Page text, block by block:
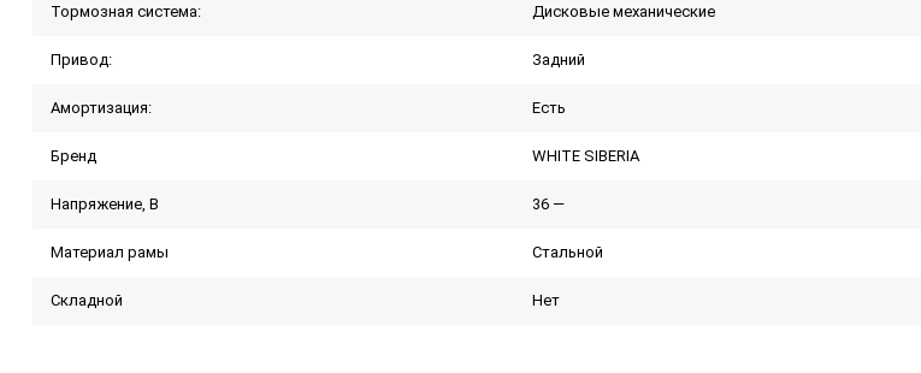
Тормозная система: Дисковые механические
Привод: Задний
Амортизация: Есть
Бренд WHITE SIBERIA
Напряжение, В 36 —
Материал рамы Стальной
Складной Нет